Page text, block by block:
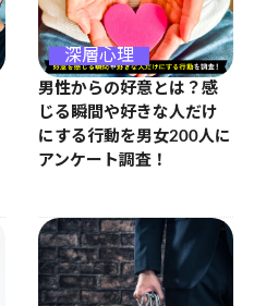
深層心理
男性からの好意とは？感
じる瞬間や好きな人だけ
にする行動を男女200人に
アンケート調査！